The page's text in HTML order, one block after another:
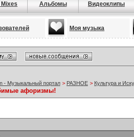
Mixes Альбомы Видеоклипы
Моя музыка
- Музыкальный портал > РАЗНОЕ > Культура и
афоризмы!